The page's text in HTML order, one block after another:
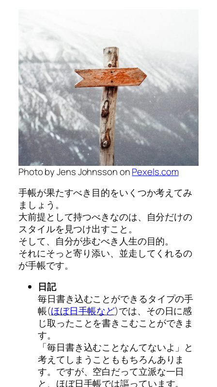
Photo by Jens Johnsson onPexels.com
手帳が果たすべき目的をいくつか考えてみ
ましょう。
大前提として持つべきなのは、自分だけの
スタイルを見つけ出すこと。
そして、自分が歩むべき人生の目的。
それにそっと寄り添い、並走してくれるの
が手帳です。
日記
毎日書き込むことができるタイプの手
帳(ほぼ日手帳など)では、その日に感
じ取ったことを書きこむことができま
す。
「毎日書き込むことなんてないよ」と
考えてしまうことももちろんありま
す。ですが、空白だって立派な一日
と、ほぼ日手帳では謳っています。